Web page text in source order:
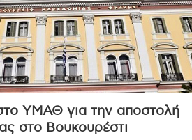
ΥΜΑΘ για την αποστολή
στο Βουκουρέστι